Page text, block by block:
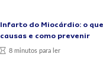
Infarto do Miocárdio: o
causas e como prevenir
8 minutos para ler